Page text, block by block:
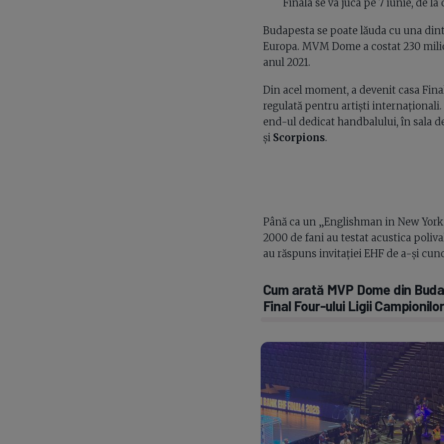
Finala se va juca pe 7 iunie, de la
Budapesta se poate lăuda cu una
Europa. MVM Dome a costat 230
anul 2021.
Din acel moment, a devenit casa
regulată pentru artiști internaționali.
end-ul dedicat handbalului, în sala
și Scorpions.
Până ca un „Englishman in New
2000 de fani au testat acustica
au răspuns invitației EHF de a-și
Cum arată MVP Dome din
Final Four-ului Ligii Campionilor